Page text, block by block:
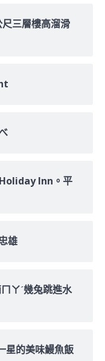
尺三層樓高溜滑
Holiday Inn。平
雄
ㄚˊ幾兔跳進水
星的美味鰻魚飯